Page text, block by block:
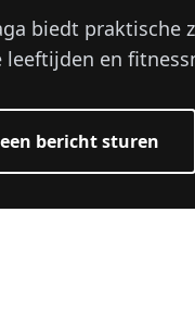
biedt
leeftijden en
bericht sturen